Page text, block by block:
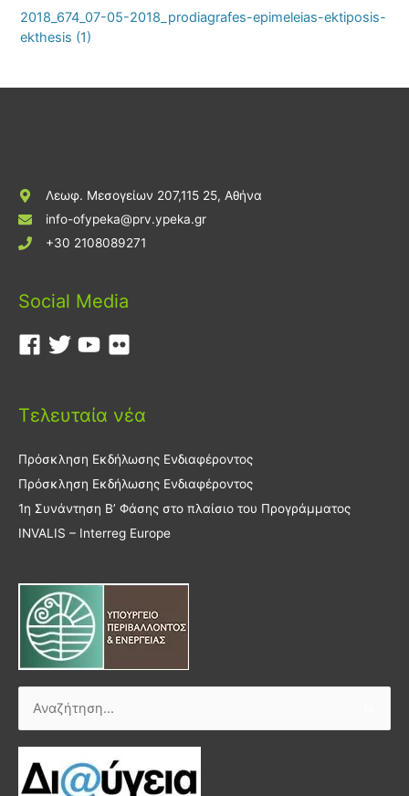
2018_674_07-05-2018_prodiagrafes-epimeleias-ektiposis-
ekthesis (1)
Λεωφ. Μεσογείων 207,115 25, Αθήνα
info-ofypeka@prv.ypeka.gr
+30 2108089271
Social Media
Τελευταία νέα
Πρόσκληση Εκδήλωσης Ενδιαφέροντος
Πρόσκληση Εκδήλωσης Ενδιαφέροντος
1η Συνάντηση Β’ Φάσης στο πλαίσιο του Προγράμματος
INVALIS – Interreg Europe
Αναζήτηση